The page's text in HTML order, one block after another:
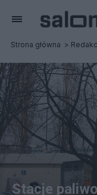
Strona główna
Stacje